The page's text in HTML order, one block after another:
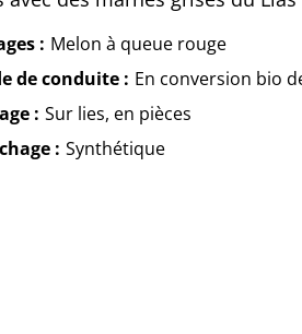
Melon à queue rouge
de conduite
En conversion bio
Sur lies, en pièces
Synthétique